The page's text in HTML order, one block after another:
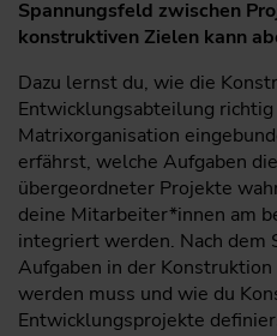
Spannungsfeld zwischen
konstruktiven Zielen kann
Dazu lernst du, wie die
Entwicklungsabteilung
Matrixorganisation
erfährst, welche Aufgaben
übergeordneter Projekte
deine Mitarbeiter*innen am
integriert werden. Nach dem
Aufgaben in der
werden muss und wie du
Entwicklungsprojekte